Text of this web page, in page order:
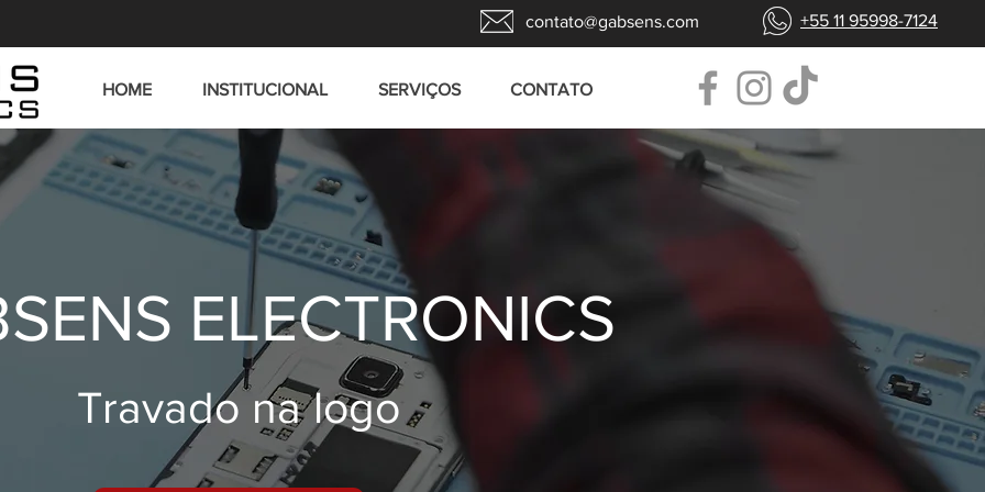
contato@gabsens.com +55 11 95998-7124
HOME INSTITUCIONAL SERVIÇOS CONTATO
ELECTRONICS
Travado na logo